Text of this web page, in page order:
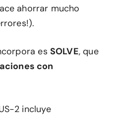
ahorrar mucho
es SOLVE, que
con
2 incluye